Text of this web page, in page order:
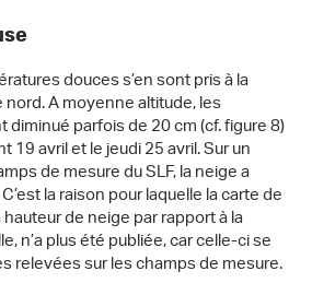
douces s’en sont pris à la
A moyenne altitude, les
parfois de 20 cm (cf. figure 8)
19 avril et le jeudi 25 avril. Sur un
de mesure du SLF, la neige a
la raison pour laquelle la carte de
de neige par rapport à la
n’a plus été publiée, car celle-ci se
relevées sur les champs de mesure.